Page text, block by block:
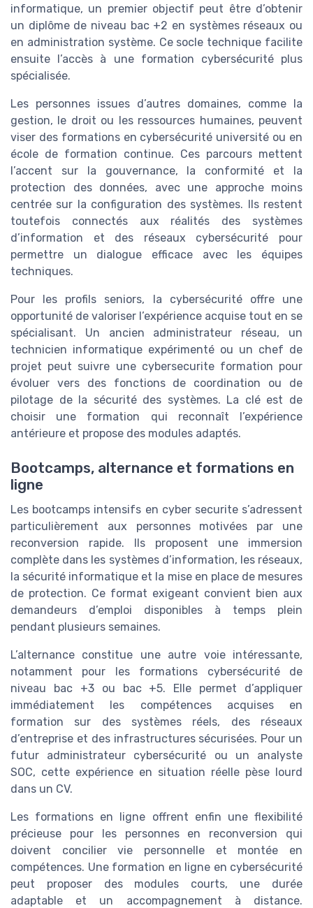
informatique, un premier objectif peut être d’obtenir
un diplôme de niveau bac +2 en systèmes réseaux ou
en administration système. Ce socle technique facilite
ensuite l’accès à une formation cybersécurité plus
spécialisée.
Les personnes issues d’autres domaines, comme la
gestion, le droit ou les ressources humaines, peuvent
viser des formations en cybersécurité université ou en
école de formation continue. Ces parcours mettent
l’accent sur la gouvernance, la conformité et la
protection des données, avec une approche moins
centrée sur la configuration des systèmes. Ils restent
toutefois connectés aux réalités des systèmes
d’information et des réseaux cybersécurité pour
permettre un dialogue efficace avec les équipes
techniques.
Pour les profils seniors, la cybersécurité offre une
opportunité de valoriser l’expérience acquise tout en se
spécialisant. Un ancien administrateur réseau, un
technicien informatique expérimenté ou un chef de
projet peut suivre une cybersecurite formation pour
évoluer vers des fonctions de coordination ou de
pilotage de la sécurité des systèmes. La clé est de
choisir une formation qui reconnaît l’expérience
antérieure et propose des modules adaptés.
Bootcamps, alternance et formations en
ligne
Les bootcamps intensifs en cyber securite s’adressent
particulièrement aux personnes motivées par une
reconversion rapide. Ils proposent une immersion
complète dans les systèmes d’information, les réseaux,
la sécurité informatique et la mise en place de mesures
de protection. Ce format exigeant convient bien aux
demandeurs d’emploi disponibles à temps plein
pendant plusieurs semaines.
L’alternance constitue une autre voie intéressante,
notamment pour les formations cybersécurité de
niveau bac +3 ou bac +5. Elle permet d’appliquer
immédiatement les compétences acquises en
formation sur des systèmes réels, des réseaux
d’entreprise et des infrastructures sécurisées. Pour un
futur administrateur cybersécurité ou un analyste
SOC, cette expérience en situation réelle pèse lourd
dans un CV.
Les formations en ligne offrent enfin une flexibilité
précieuse pour les personnes en reconversion qui
doivent concilier vie personnelle et montée en
compétences. Une formation en ligne en cybersécurité
peut proposer des modules courts, une durée
adaptable et un accompagnement à distance.